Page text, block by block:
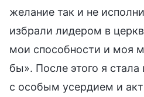
желание так и не
избрали лидером в
мои способности и моя
бы». После этого я стала
с особым усердием и